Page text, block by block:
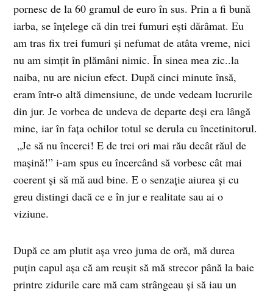
pornesc de la 60 gramul de euro în sus. Prin a fi bună
iarba, se înţelege că din trei fumuri eşti dărâmat. Eu
am tras fix trei fumuri şi nefumat de atâta vreme, nici
nu am simţit în plămâni nimic. În sinea mea zic..la
naiba, nu are niciun efect. După cinci minute însă,
eram într-o altă dimensiune, de unde vedeam lucrurile
din jur. Je vorbea de undeva de departe deşi era lângă
mine, iar în faţa ochilor totul se derula cu încetinitorul.
„Je să nu încerci! E de trei ori mai rău decât răul de
maşină!” i-am spus eu încercând să vorbesc cât mai
coerent şi să mă aud bine. E o senzaţie aiurea şi cu
greu distingi dacă ce e în jur e realitate sau ai o
viziune.
După ce am plutit aşa vreo juma de oră, mă durea
puţin capul aşa că am reuşit să mă strecor până la baie
printre zidurile care mă cam strângeau şi să iau un